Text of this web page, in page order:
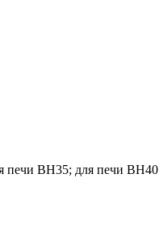
печи ВH35; для печи ВH40